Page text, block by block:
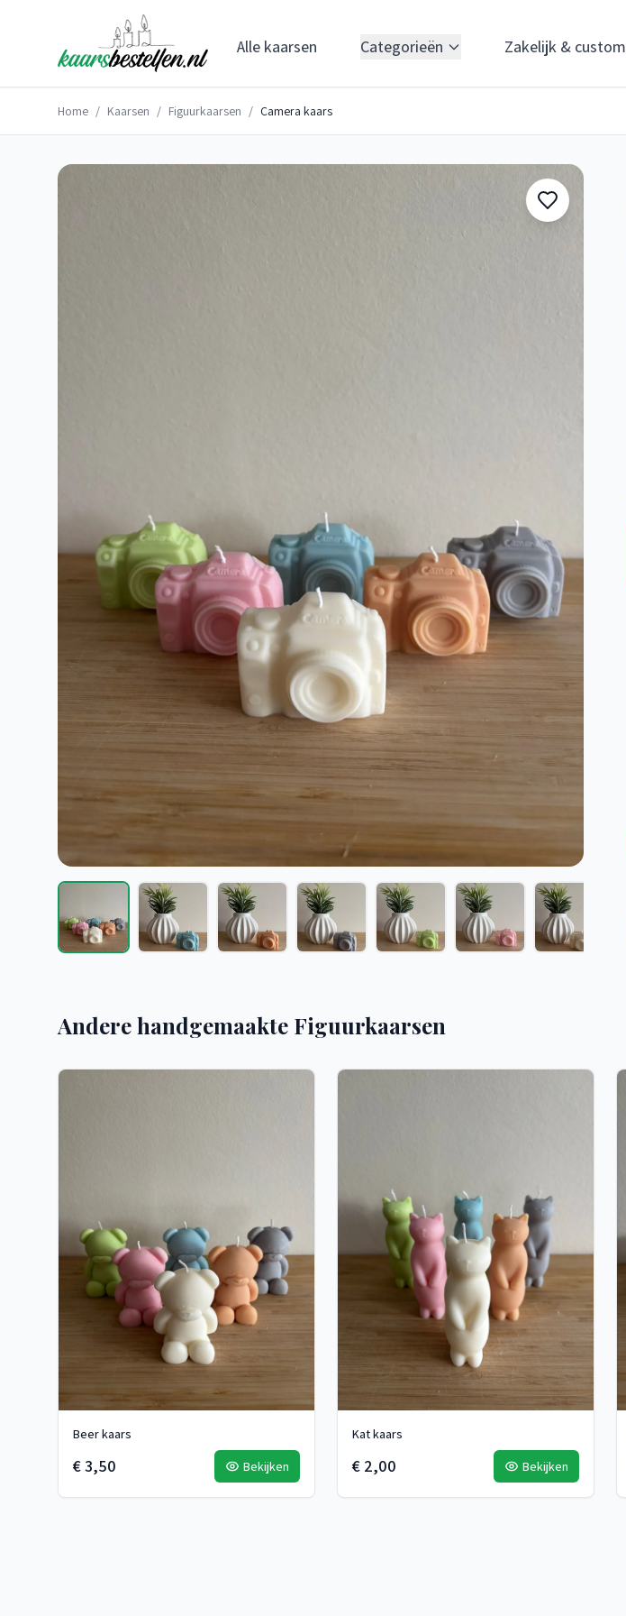
Alle kaarsen Categorieën Zakelijk & custom
Home / Kaarsen / Figuurkaarsen / Camera kaars
Andere handgemaakte Figuurkaarsen
Beer kaars
€ 3,50 Bekijken
Kat kaars
€ 2,00 Bekijken